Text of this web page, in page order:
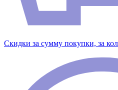
Скидки за сумму покупки, за